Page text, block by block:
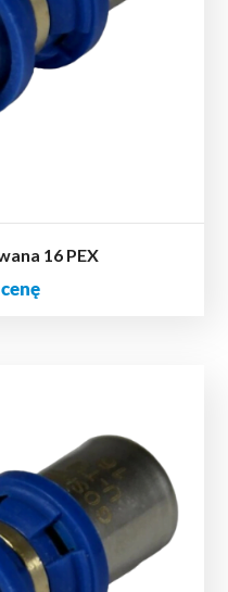
16 PEX